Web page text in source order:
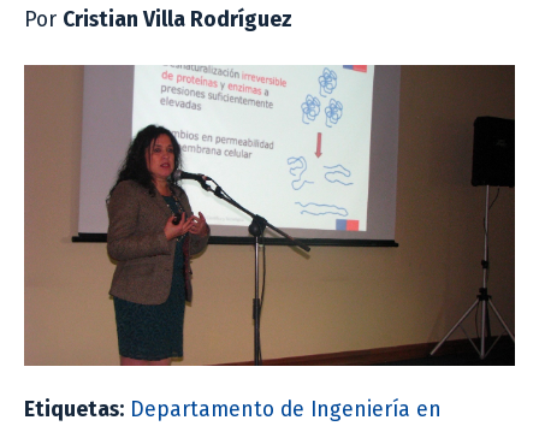
Por Cristian Villa Rodríguez
Etiquetas: Departamento de Ingeniería en